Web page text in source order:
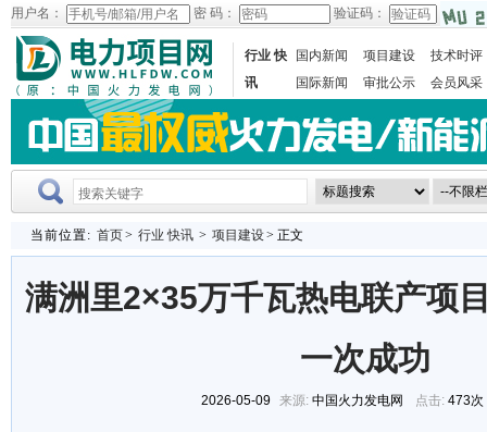
用户名： 密 码： 验证码：
行业 快
讯
国内新闻 项目建设
技术时评
国际新闻
审批公示 会员风采
当前位置: 首页> 行业 快讯 > 项目建设> 正文
满洲里2×35万千瓦热电联产项
一次成功
2026-05-09 来源: 中国火力发电网 点击: 473次